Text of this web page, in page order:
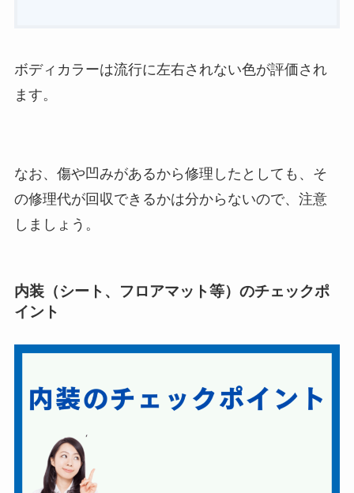
ボディカラーは流行に左右されない色が評価され
ます。
なお、傷や凹みがあるから修理したとしても、そ
の修理代が回収できるかは分からないので、注意
しましょう。
内装（シート、フロアマット等）のチェックポ
イント